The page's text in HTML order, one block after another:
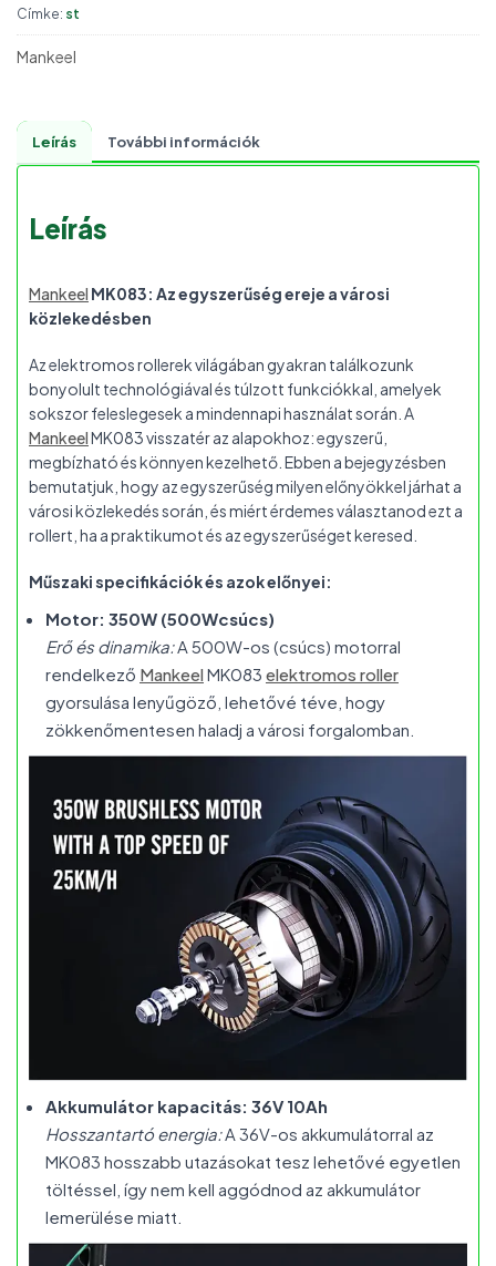
Címke: st
Mankeel
Leírás További információk
Leírás
Mankeel MK083: Az egyszerűség ereje a városi
közlekedésben
Az elektromos rollerek világában gyakran találkozunk
bonyolult technológiával és túlzott funkciókkal, amelyek
sokszor feleslegesek a mindennapi használat során. A
MankeelMK083 visszatér az alapokhoz: egyszerű,
megbízható és könnyen kezelhető. Ebben a bejegyzésben
bemutatjuk, hogy az egyszerűség milyen előnyökkel járhat a
városi közlekedés során, és miért érdemes választanod ezt a
rollert, ha a praktikumot és az egyszerűséget keresed.
Műszaki specifikációk és azok előnyei:
Motor: 350W (500Wcsúcs)
Erő és dinamika:A 500W-os (csúcs) motorral
rendelkező MankeelMK083 elektromos roller
gyorsulása lenyűgöző, lehetővé téve, hogy
zökkenőmentesen haladj a városi forgalomban.
Akkumulátor kapacitás: 36V 10Ah
Hosszantartó energia:A 36V-os akkumulátorral az
MK083 hosszabb utazásokat tesz lehetővé egyetlen
töltéssel, így nem kell aggódnod az akkumulátor
lemerülése miatt.